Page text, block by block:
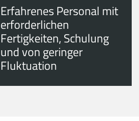
Erfahrenes Personal mit
erforderlichen
Fertigkeiten, Schulung
und von geringer
Fluktuation